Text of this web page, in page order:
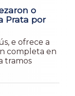
o
Prata por
e ofrece a
completa en
tramos